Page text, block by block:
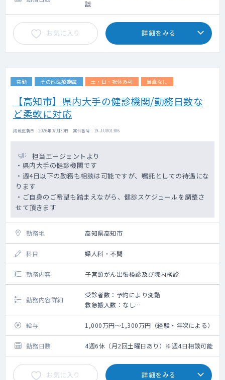
談
お気に入り 詳細をみる
常勤 その他医療施設 土・日・祝休み可 当直なし
【高知市】県内大手の健診機関/勤務日数な
ど柔軟に対応
掲載更新日 : 2026年07月30日 案件番号 : 19-JU001306
担当エージェントより
・県内大手の健診機関です
・週4日以下の勤務も相談は可能ですが、嘱託としての待遇にな
ります
・ご自身のご希望も踏まえながら、健診スケジュールを調整さ
せて頂きます
勤務地 高知県高知市
科目 婦人科・不問
勤務内容 子宮頸がん出張検診及び院内検診
勤務内容詳細
受診者数：予約により変動
救急搬入数：なし
手術数：なし
給与
1,000万円～1,300万円（経験・年次による）
勤務日数 4週6休（月2回土曜日あり）※週4日相談可能
お気に入り 詳細をみる